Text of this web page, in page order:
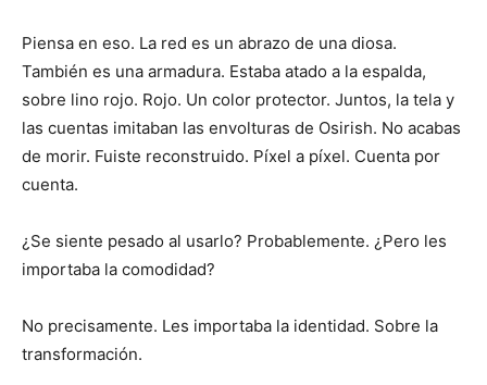
Piensa en eso. La red es un abrazo de una diosa.
También es una armadura. Estaba atado a la espalda,
sobre lino rojo. Rojo. Un color protector. Juntos, la tela y
las cuentas imitaban las envolturas de Osirish. No acabas
de morir. Fuiste reconstruido. Píxel a píxel. Cuenta por
cuenta.
¿Se siente pesado al usarlo? Probablemente. ¿Pero les
importaba la comodidad?
No precisamente. Les importaba la identidad. Sobre la
transformación.